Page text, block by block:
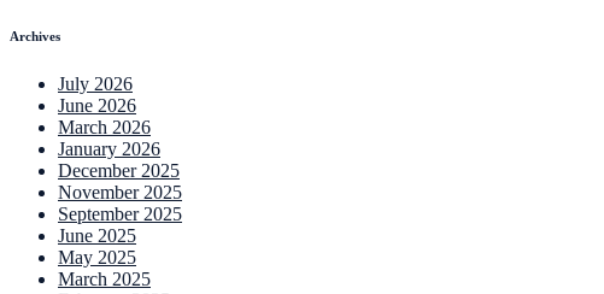
Archives
July 2026
June 2026
March 2026
January 2026
December 2025
November 2025
September 2025
June 2025
May 2025
March 2025